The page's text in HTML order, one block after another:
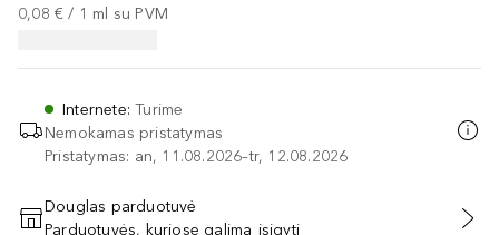
0,08 € / 1 ml su PVM
Internete:Turime
Nemokamas pristatymas
Pristatymas: an, 11.08.2026–tr, 12.08.2026
PRIDĖTI Į KREPŠELĮ
Douglas parduotuvė
Parduotuvės, kuriose galima įsigyti